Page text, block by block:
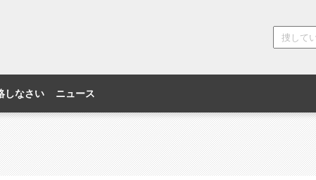
しなさい ニュース